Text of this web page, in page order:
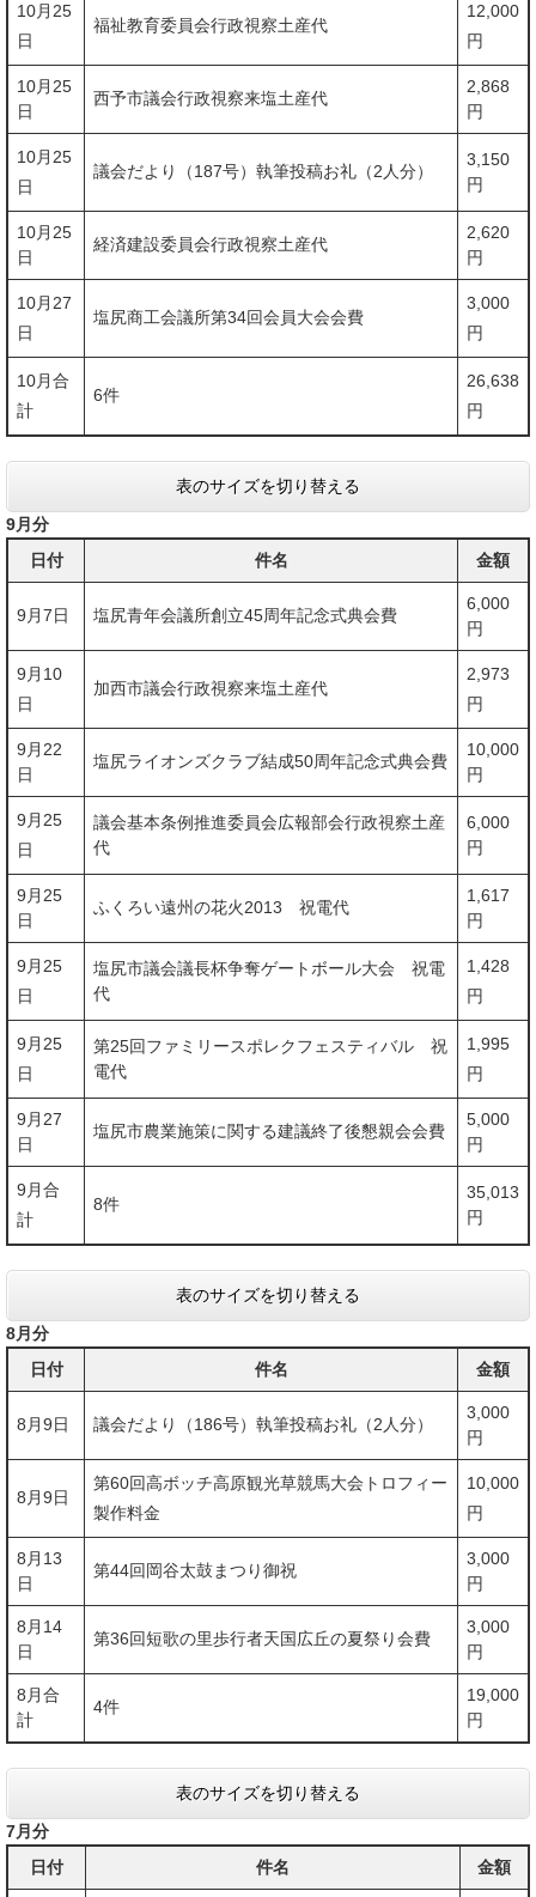
10月25
日
福祉教育委員会行政視察土産代
12,000
円
10月25
日
西予市議会行政視察来塩土産代
2,868
円
10月25
日
議会だより（187号）執筆投稿お礼（2人分）
3,150
円
10月25
日
経済建設委員会行政視察土産代
2,620
円
10月27
日
塩尻商工会議所第34回会員大会会費
3,000
円
10月合
計
6件
26,638
円
表のサイズを切り替える
9月分
日付
件名 金額
9月7日 塩尻青年会議所創立45周年記念式典会費
6,000
円
9月10
日
加西市議会行政視察来塩土産代
2,973
円
9月22
日
塩尻ライオンズクラブ結成50周年記念式典会費
10,000
円
9月25
日
議会基本条例推進委員会広報部会行政視察土産
代
6,000
円
9月25
日
ふくろい遠州の花火2013 祝電代
1,617
円
9月25
日
塩尻市議会議長杯争奪ゲートボール大会 祝電
代
1,428
円
9月25
日
第25回ファミリースポレクフェスティバル 祝
電代
1,995
円
9月27
日
塩尻市農業施策に関する建議終了後懇親会会費
5,000
円
9月合
計
8件
35,013
円
表のサイズを切り替える
8月分
日付
件名 金額
8月9日 議会だより（186号）執筆投稿お礼（2人分）
3,000
円
8月9日
第60回高ボッチ高原観光草競馬大会トロフィー
製作料金
10,000
円
8月13
日
第44回岡谷太鼓まつり御祝
3,000
円
8月14
日
第36回短歌の里歩行者天国広丘の夏祭り会費
3,000
円
8月合
計
4件
19,000
円
表のサイズを切り替える
7月分
日付
件名 金額